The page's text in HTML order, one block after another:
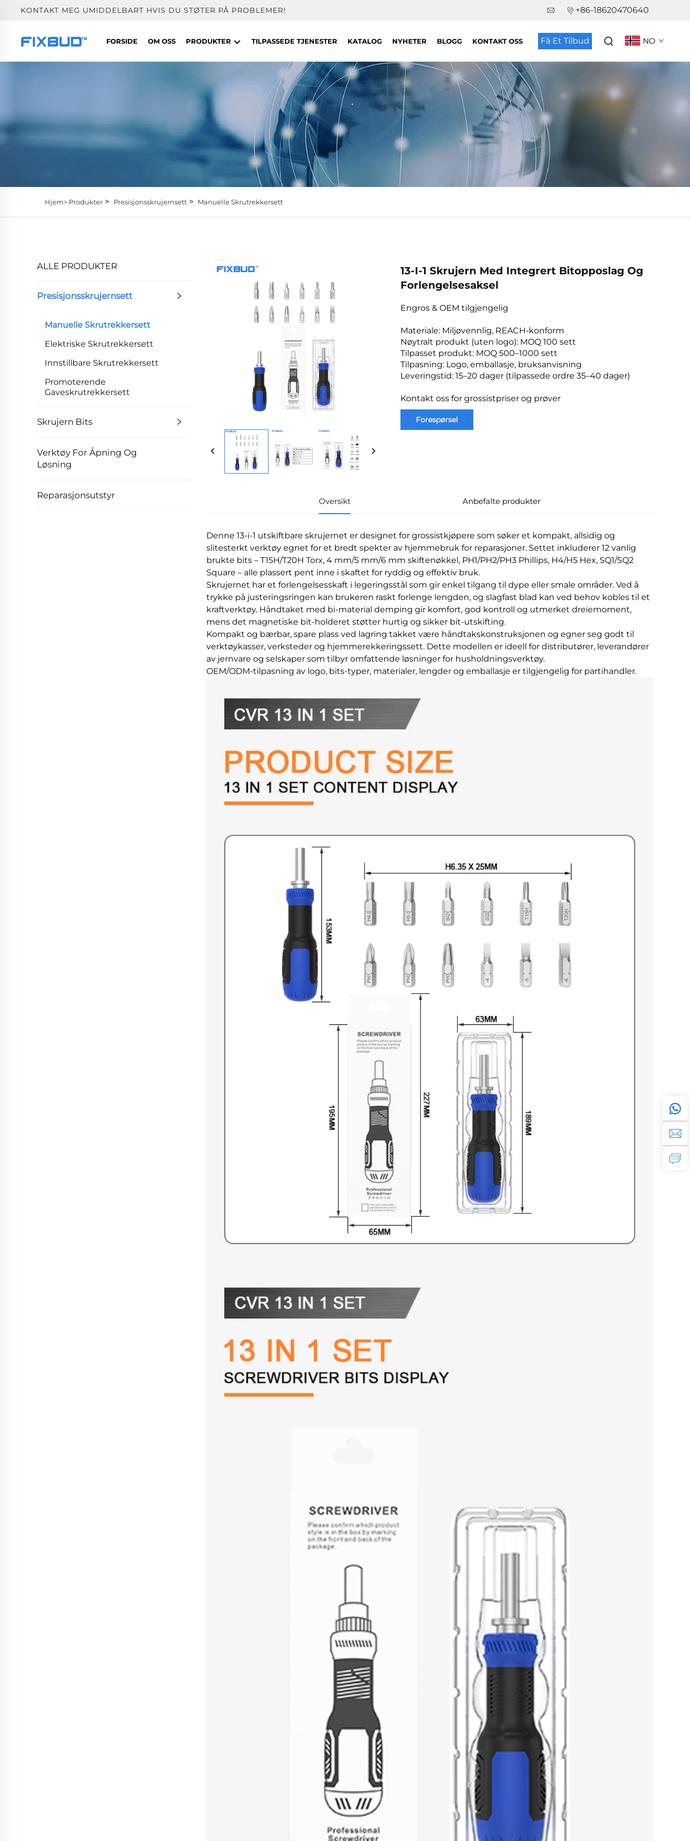
KONTAKT MEG UMIDDELBART HVIS DU STØTER PÅ PROBLEMER! +86-18620470640
FORSIDE OM OSS PRODUKTER TILPASSEDE TJENESTER KATALOG NYHETER BLOGG KONTAKT OSS Få Et Tilbud NO
Hjem> Produkter > Presisjonsskrujernsett > Manuelle Skrutrekkersett
ALLE PRODUKTER
Presisjonsskrujernsett
Manuelle Skrutrekkersett
Elektriske Skrutrekkersett
Innstillbare Skrutrekkersett
Promoterende
Gaveskrutrekkersett
Skrujern Bits
Verktøy For Åpning Og
Løsning
Reparasjonsutstyr
13-I-1 Skrujern Med Integrert Bitopposlag Og
Forlengelsesaksel
Engros & OEM tilgjengelig
Materiale: Miljøvennlig, REACH-konform
Nøytralt produkt (uten logo): MOQ 100 sett
Tilpasset produkt: MOQ 500–1000 sett
Tilpasning: Logo, emballasje, bruksanvisning
Leveringstid: 15–20 dager (tilpassede ordre 35–40 dager)
Kontakt oss for grossistpriser og prøver
Forespørsel
Oversikt Anbefalte produkter
Denne 13-i-1 utskiftbare skrujernet er designet for grossistkjøpere som søker et kompakt, allsidig og
slitesterkt verktøy egnet for et bredt spekter av hjemmebruk for reparasjoner. Settet inkluderer 12 vanlig
brukte bits – T15H/T20H Torx, 4 mm/5 mm/6 mm skiftenøkkel, PH1/PH2/PH3 Phillips, H4/H5 Hex, SQ1/SQ2
Square – alle plassert pent inne i skaftet for ryddig og effektiv bruk.
Skrujernet har et forlengelsesskaft i legeringsstål som gir enkel tilgang til dype eller smale områder. Ved å
trykke på justeringsringen kan brukeren raskt forlenge lengden, og slagfast blad kan ved behov kobles til et
kraftverktøy. Håndtaket med bi-material demping gir komfort, god kontroll og utmerket dreiemoment,
mens det magnetiske bit-holderet støtter hurtig og sikker bit-utskifting.
Kompakt og bærbar, spare plass ved lagring takket være håndtakskonstruksjonen og egner seg godt til
verktøykasser, verksteder og hjemmerekkeringssett. Dette modellen er ideell for distributører, leverandører
av jernvare og selskaper som tilbyr omfattende løsninger for husholdningsverktøy.
OEM/ODM-tilpasning av logo, bits-typer, materialer, lengder og emballasje er tilgjengelig for partihandler.